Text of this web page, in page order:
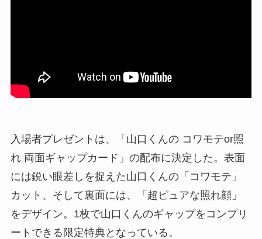
入場者プレゼントは、「山口くんの コワモテor照
れ 両面ギャップカード」の配布に決定した。表面
には鋭い眼差しを捉えた山口くんの「コワモテ」
カット、そして裏面には、「超ピュアな照れ顔」
をデザイン。1枚で山口くんのギャップをコンプリ
ートできる限定特典となっている。